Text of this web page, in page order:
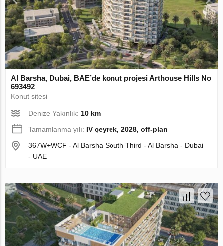
Al Barsha, Dubai, BAE’de konut projesi Arthouse Hills No
693492
Konut sitesi
Denize Yakınlık: 10 km
Tamamlanma yılı: IV çeyrek, 2028, off-plan
367W+WCF - Al Barsha South Third - Al Barsha - Dubai
- UAE